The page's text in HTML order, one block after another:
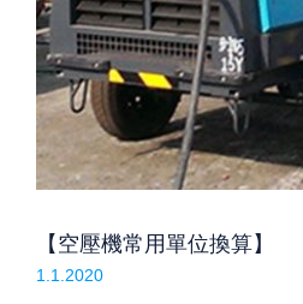
【空壓機常用單位換算】
1.1.2020